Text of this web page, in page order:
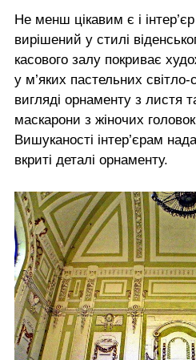
Не менш цікавим є і
вирішений у стилі
касового залу покриває
у м’яких пастельних
вигляді орнаменту з листя
маскарони з жіночих головок
Вишуканості інтер’єрам
вкриті деталі орнаменту.